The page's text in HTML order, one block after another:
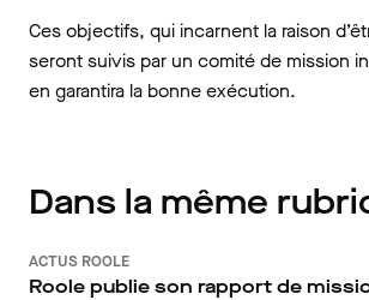
Ces objectifs, qui incarnent la raison
seront suivis par un comité de mission
en garantira la bonne exécution.
Dans la même
ACTUS ROOLE
Roole publie son rapport de